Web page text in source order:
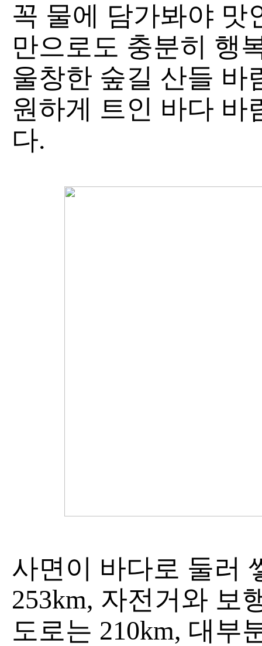
꼭 물에 담가봐야 맛
만으로도 충분히 행
울창한 숲길 산들 바
원하게 트인 바다 바
다.
사면이 바다로 둘러
253km, 자전거와 보
도로는 210km, 대부